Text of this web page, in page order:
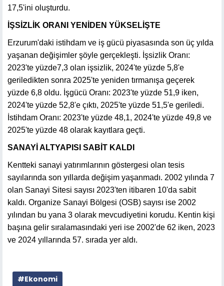
17,5'ini oluşturdu.
İŞSİZLİK ORANI YENİDEN YÜKSELİŞTE
Erzurum'daki istihdam ve iş gücü piyasasında son üç yılda
yaşanan değişimler şöyle gerçekleşti. İşsizlik Oranı:
2023'te yüzde7,3 olan işsizlik, 2024'te yüzde 5,8'e
geriledikten sonra 2025'te yeniden tırmanışa geçerek
yüzde 6,8 oldu. İşgücü Oranı: 2023'te yüzde 51,9 iken,
2024'te yüzde 52,8'e çıktı, 2025'te yüzde 51,5'e geriledi.
İstihdam Oranı: 2023'te yüzde 48,1, 2024'te yüzde 49,8 ve
2025'te yüzde 48 olarak kayıtlara geçti.
SANAYİ ALTYAPISI SABİT KALDI
Kentteki sanayi yatırımlarının göstergesi olan tesis
sayılarında son yıllarda değişim yaşanmadı. 2002 yılında 7
olan Sanayi Sitesi sayısı 2023'ten itibaren 10'da sabit
kaldı. Organize Sanayi Bölgesi (OSB) sayısı ise 2002
yılından bu yana 3 olarak mevcudiyetini korudu. Kentin kişi
başına gelir sıralamasındaki yeri ise 2002'de 62 iken, 2023
ve 2024 yıllarında 57. sırada yer aldı.
#Ekonomi